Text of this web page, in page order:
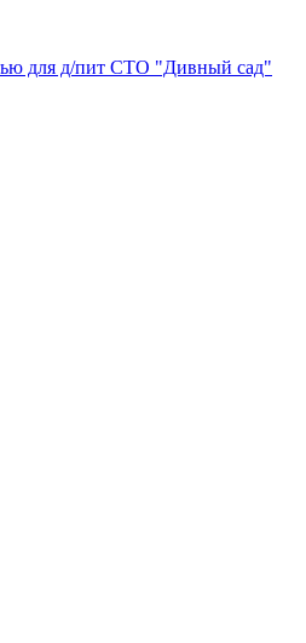
для д/пит СТО "Дивный сад"